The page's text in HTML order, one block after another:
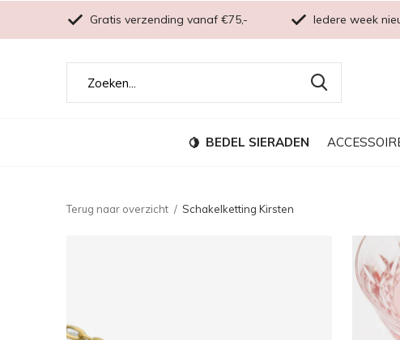
BEDEL SIERADEN
Gratis verzending vanaf €75,- Iedere week
Terug naar overzicht Schakelketting Kirsten